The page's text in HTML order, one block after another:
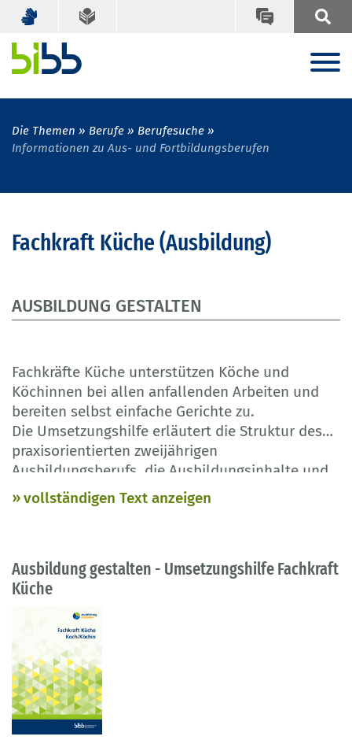
Die Themen Berufe
Berufesuche
Informationen zu Aus- und Fortbildungsberufen
Fachkraft Küche (Ausbildung)
AUSBILDUNG GESTALTEN
Fachkräfte Küche unterstützen Köche und
Köchinnen bei allen anfallenden Arbeiten und
bereiten selbst einfache Gerichte zu.
Die Umsetzungshilfe erläutert die Struktur des
praxisorientierten zweijährigen
Ausbildungsberufs, die Ausbildungsinhalte und
Weiterbildungsmöglichkeiten. Sie gibt einen
Überblick über die Prüfungsbedingungen und
Berufsschule.
Die Publikation basiert auf der Verordnung vom
9. März 2022.
vollständigen Text anzeigen
Ausbildung gestalten - Umsetzungshilfe Fachkraft
Küche